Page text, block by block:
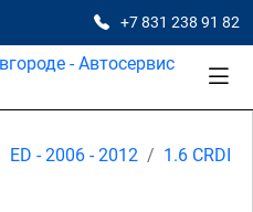
+7 831 238 91 82
ED - 2006 - 2012
1.6 CRDI